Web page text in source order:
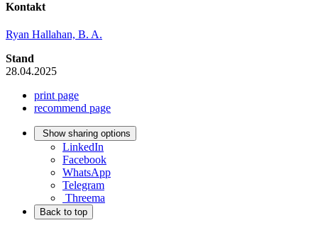
Kontakt
Ryan Hallahan, B. A.
Stand
28.04.2025
print page
recommend page
Show sharing options
LinkedIn
Facebook
WhatsApp
Telegram
Threema
Back to top